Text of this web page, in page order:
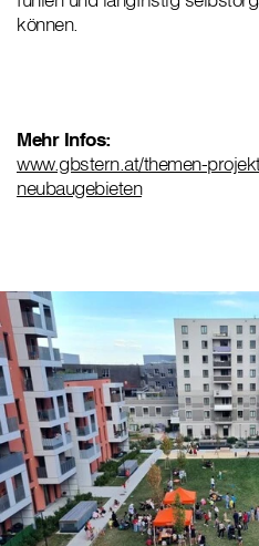
können.
Mehr Infos:
www.gbstern.at/themen-
neubaugebieten